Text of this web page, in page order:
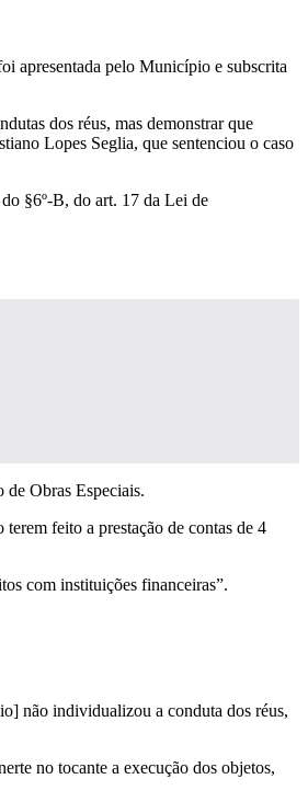
apresentada pelo Município e subscrita
dos réus, mas demonstrar que
Lopes Seglia, que sentenciou o caso
§6º-B, do art. 17 da Lei de
Obras Especiais.
terem feito a prestação de contas de 4
com instituições financeiras”.
não individualizou a conduta dos réus,
no tocante a execução dos objetos,